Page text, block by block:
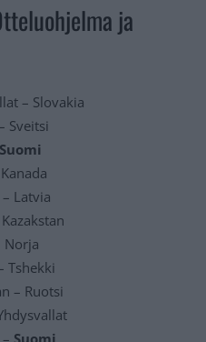
ja
– Slovakia
Sveitsi
Suomi
Latvia
Norja
Tshekki
– Ruotsi
Suomi